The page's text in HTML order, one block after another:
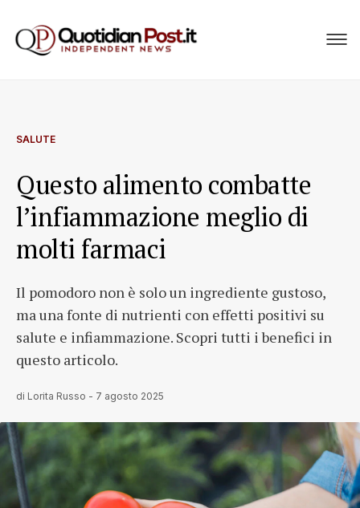
SALUTE
Questo alimento combatte
l’infiammazione meglio di
molti farmaci
Il pomodoro non è solo un ingrediente gustoso,
ma una fonte di nutrienti con effetti positivi su
salute e infiammazione. Scopri tutti i benefici in
questo articolo.
di Lorita Russo - 7 agosto 2025